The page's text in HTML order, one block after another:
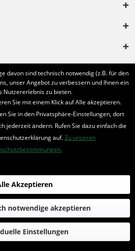
widerrufen
und zzgl. Bearbeitungspauschale
Buchversand, Joachim Otto
davon sind technisch notwendig (z.B. für den
unser Angebot zu verbessern und Ihnen ein
Nutzererlebnis zu bieten.
Sie mit einem Klick auf Alle akzeptieren.
Sie in den Privatsphäre-Einstellungen, dort
jederzeit ändern. Rufen Sie dazu einfach die
auf.Zu unseren
Einstellungen
notwendige akzeptieren
Akzeptieren